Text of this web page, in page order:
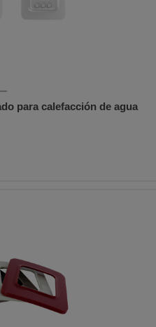
para calefacción de agua